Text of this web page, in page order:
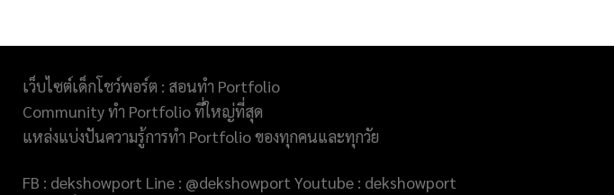
เว็บไซต์เด็กโชว์พอร์ต : สอนทำ Portfolio
Community ทำ Portfolio ที่ใหญ่ที่สุด
แหล่งแบ่งปันความรู้การทำ Portfolio ของทุกคนและทุกวัย
FB : dekshowport Line : @dekshowport Youtube : dekshowport